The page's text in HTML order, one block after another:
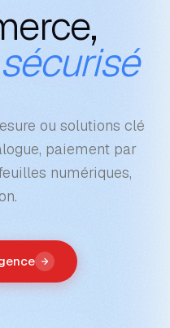
sécurisé
ou solutions clé
paiement par
numériques,